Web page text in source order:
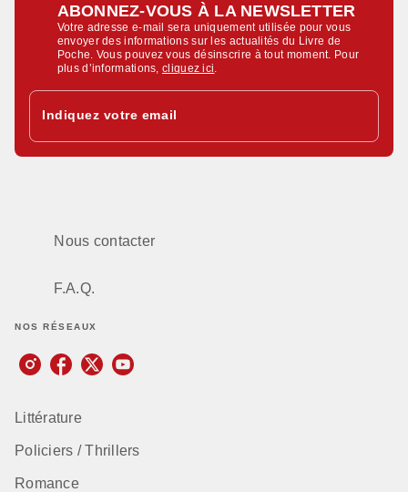
ABONNEZ-VOUS À LA NEWSLETTER
Votre adresse e-mail sera uniquement utilisée pour vous
envoyer des informations sur les actualités du Livre de
Poche. Vous pouvez vous désinscrire à tout moment. Pour
plus d’informations,cliquez ici
Indiquez votre email
Nous contacter
F.A.Q.
NOS RÉSEAUX
Littérature
Policiers / Thrillers
Romance